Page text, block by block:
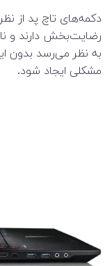
دکمه‌های تاچ پد از
رضایت‌بخش دارند و
به نظر می‌رسد بدون
مشکلی ایجاد شود.